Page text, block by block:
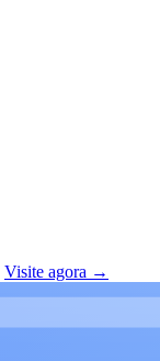
Visite agora →